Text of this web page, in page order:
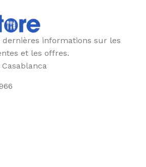
dernières informations sur les
et les offres.
Casablanca